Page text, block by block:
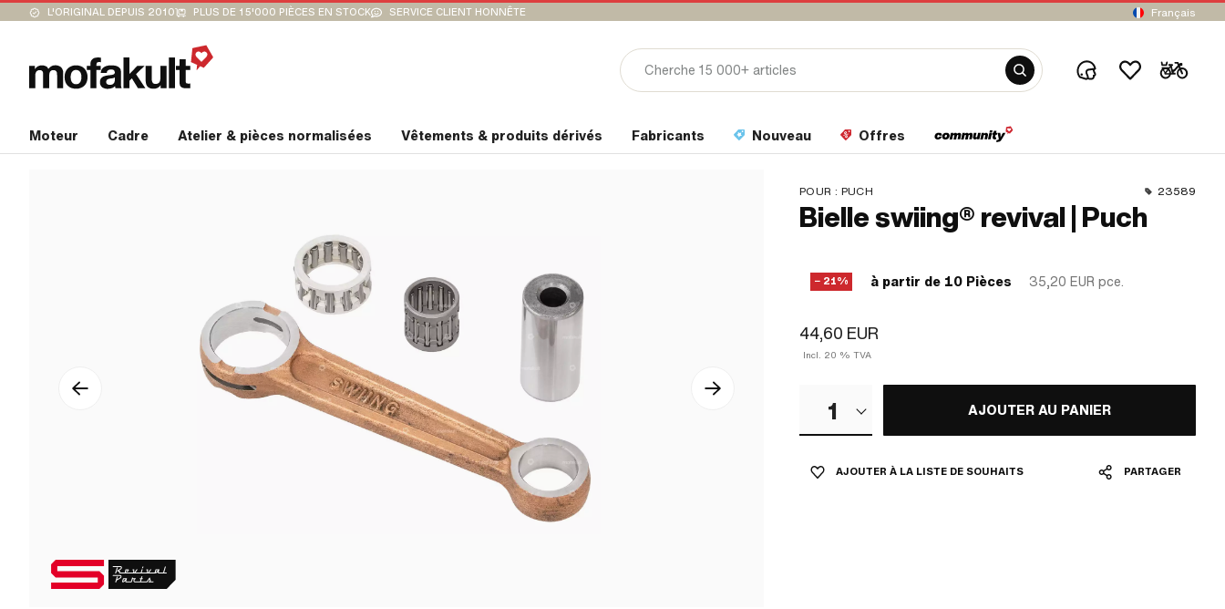
L'ORIGINAL DEPUIS 2010 PLUS DE 15'000 PIÈCES EN STOCK SERVICE CLIENT HONNÊTE Français
Moteur Cadre Atelier & pièces normalisées Vêtements & produits dérivés Fabricants Nouveau Offres
POUR : PUCH 23589
Bielle swiing® revival | Puch
− 21% à partir de 10 Pièces 35,20 EUR pce.
44,60 EUR
Incl. 20 % TVA
1 AJOUTER AU PANIER
AJOUTER À LA LISTE DE SOUHAITS PARTAGER